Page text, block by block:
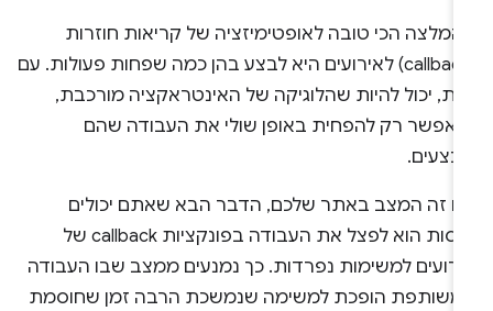
הכי טובה לאופטימיזציה של קריאות חוזרות
(callback) לאירועים היא לבצע בהן כמה שפחות פעולות. עם
יכול להיות שהלוגיקה של האינטראקציה מורכבת,
רק להפחית באופן שולי את העבודה שהם
זה המצב באתר שלכם, הדבר הבא שאתם יכולים
לנסות הוא לפצל את העבודה בפונקציות callback של
למשימות נפרדות. כך נמנעים ממצב שבו העבודה
הופכת למשימה שנמשכת הרבה זמן שחוסמת